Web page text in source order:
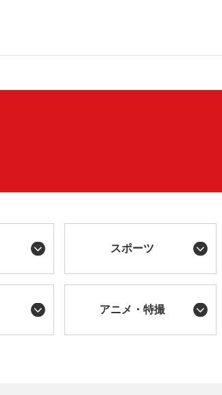
スポーツ
アニメ・特撮